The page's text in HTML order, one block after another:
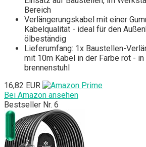
Bereich
Verlängerungskabel mit einer
Kabelqualität - ideal für den
ölbeständig
Lieferumfang: 1x Baustellen-
mit 10m Kabel in der Farbe rot -
brennenstuhl
16,82 EUR
Bei Amazon ansehen
Bestseller Nr. 6